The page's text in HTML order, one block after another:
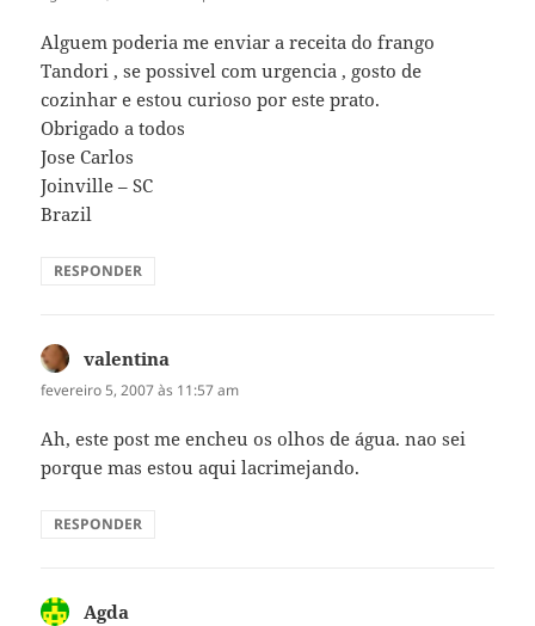
Alguem poderia me enviar a receita do frango
Tandori , se possivel com urgencia , gosto de
cozinhar e estou curioso por este prato.
Obrigado a todos
Jose Carlos
Joinville – SC
Brazil
RESPONDER
valentina
fevereiro 5, 2007 às 11:57 am
Ah, este post me encheu os olhos de água. nao sei
porque mas estou aqui lacrimejando.
RESPONDER
Agda